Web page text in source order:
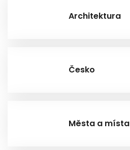
Architektura
Česko
Města a místa